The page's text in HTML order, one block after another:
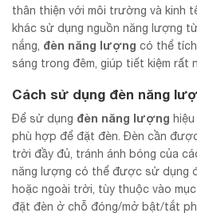
thân thiện với môi trường và kinh
khác sử dụng nguồn năng lượng
nắng, đèn năng lượng có thể
sáng trong đêm, giúp tiết kiệm rất
Cách sử dụng đèn năng
Để sử dụng đèn năng lượng
phù hợp để đặt đèn. Đèn cần
trời đầy đủ, tránh ánh bóng của
năng lượng có thể được sử dụng
hoặc ngoài trời, tùy thuộc vào
đặt đèn ở chỗ đóng/mở bật/tắt